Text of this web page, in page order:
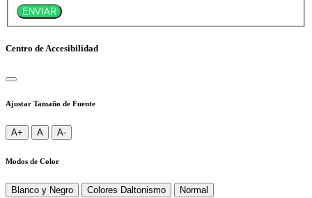
ENVIAR
Centro de Accesibilidad
Ajustar Tamaño de Fuente
A+ A A-
Modos de Color
Blanco y Negro Colores Daltonismo Normal